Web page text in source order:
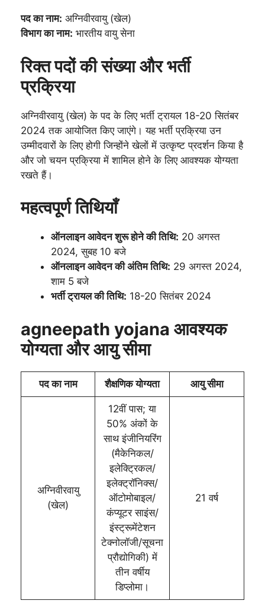
पद का नाम: अग्निवीरवायु (खेल)
विभाग का नाम: भारतीय वायु सेना
रिक्त पदों की संख्या और भर्ती
प्रक्रिया
अग्निवीरवायु (खेल) के पद के लिए भर्ती ट्रायल 18-20 सितंबर
2024 तक आयोजित किए जाएंगे। यह भर्ती प्रक्रिया उन
उम्मीदवारों के लिए होगी जिन्होंने खेलों में उत्कृष्ट प्रदर्शन किया है
और जो चयन प्रक्रिया में शामिल होने के लिए आवश्यक योग्यता
रखते हैं।
महत्वपूर्ण तिथियाँ
ऑनलाइन आवेदन शुरू होने की तिथि: 20 अगस्त
2024, सुबह 10 बजे
ऑनलाइन आवेदन की अंतिम तिथि: 29 अगस्त 2024,
शाम 5 बजे
भर्ती ट्रायल की तिथि: 18-20 सितंबर 2024
agneepath yojana आवश्यक
योग्यता और आयु सीमा
पद का नाम शैक्षणिक योग्यता आयु सीमा
अग्निवीरवायु
(खेल)
12वीं पास; या
50% अंकों के
साथ इंजीनियरिंग
(मैकेनिकल/
इलेक्ट्रिकल/
इलेक्ट्रॉनिक्स/
ऑटोमोबाइल/
कंप्यूटर साइंस/
इंस्ट्रूमेंटेशन
टेक्नोलॉजी/सूचना
प्रौद्योगिकी) में
तीन वर्षीय
डिप्लोमा।
21 वर्ष